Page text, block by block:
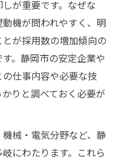
が重要です。なぜな
機が問われやすく、明
が採用数の増加傾向の
。静岡市の安定企業や
仕事内容や必要な技
りと調べておく必要が
械・電気分野など、静
にわたります。これら